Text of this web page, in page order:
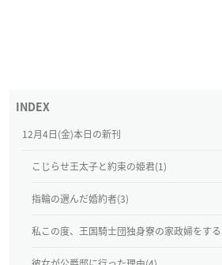
12月4日(金)本日の新刊
こじらせ王太子と約束の姫君(1)
指輪の選んだ婚約者(3)
私この度、王国騎士団独身寮の家政婦をす